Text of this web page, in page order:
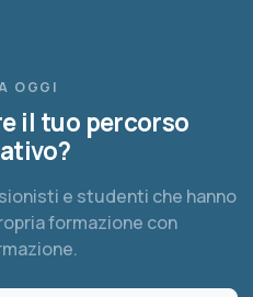
OGGI
il tuo percorso
e studenti che hanno
formazione con